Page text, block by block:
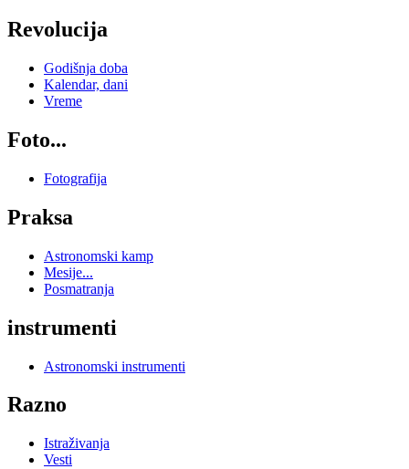
Revolucija
Godišnja doba
Kalendar, dani
Vreme
Foto...
Fotografija
Praksa
Astronomski kamp
Mesije...
Posmatranja
instrumenti
Astronomski instrumenti
Razno
Istraživanja
Vesti